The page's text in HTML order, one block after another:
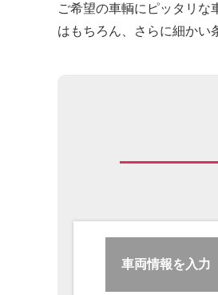
ご希望の車輌にピッタリな
はもちろん、さらに細かい
車両情報を入力